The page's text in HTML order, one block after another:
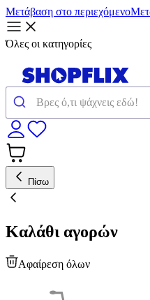
Μετάβαση στο περιεχόμενο
Όλες οι κατηγορίες
Πίσω
Καλάθι αγορών
Αφαίρεση όλων